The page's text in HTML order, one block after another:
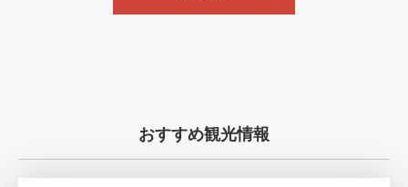
おすすめ観光情報